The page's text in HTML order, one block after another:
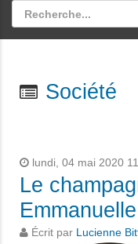
Société
lundi, 04 mai 2020
Le
Emmanuelle
Écrit par Lucienne